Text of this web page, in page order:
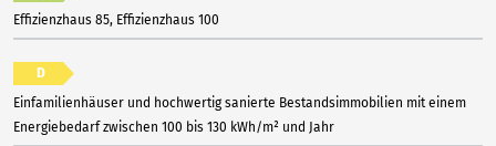
Effizienzhaus 85, Effizienzhaus 100
D
Einfamilienhäuser und hochwertig sanierte Bestandsimmobilien mit einem
Energiebedarf zwischen 100 bis 130 kWh/m² und Jahr